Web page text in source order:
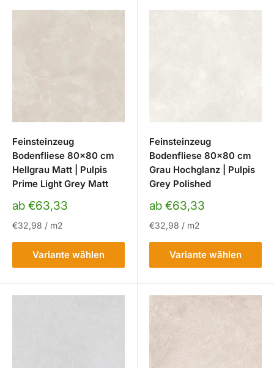
Feinsteinzeug
Bodenfliese 80x80 cm
Hellgrau Matt | Pulpis
Prime Light Grey Matt
Sonderpreis
ab €63,33
€32,98 / m2
Variante wählen
Feinsteinzeug
Bodenfliese 80x80 cm
Grau Hochglanz | Pulpis
Grey Polished
Sonderpreis
ab €63,33
€32,98 / m2
Variante wählen